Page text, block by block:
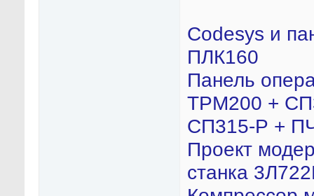
Сodesys и
ПЛК160
Панель
ТРМ200 +
СП315-Р +
Проект
станка